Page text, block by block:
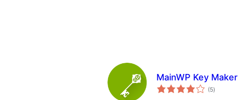
MainWP Key Maker
(5कुल
दर)